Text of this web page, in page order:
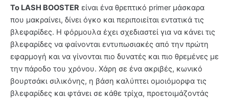
Το LASH BOOSTER είναι ένα θρεπτικό primer μάσκαρα
που μακραίνει, δίνει όγκο και περιποιείται εντατικά τις
βλεφαρίδες. Η φόρμουλα έχει σχεδιαστεί για να κάνει τις
βλεφαρίδες να φαίνονται εντυπωσιακές από την πρώτη
εφαρμογή και να γίνονται πιο δυνατές και πιο θρεμένες με
την πάροδο του χρόνου. Χάρη σε ένα ακριβές, κωνικό
βουρτσάκι σιλικόνης, η βάση καλύπτει ομοιόμορφα τις
βλεφαρίδες και φτάνει σε κάθε τρίχα, προετοιμάζοντάς